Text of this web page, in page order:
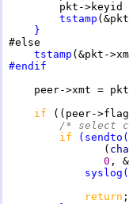
pkt-
tstamp
}
tstamp
#endif
if
((peer-
/* select
if ( sendto (
                (
0 ,
syslog (
return